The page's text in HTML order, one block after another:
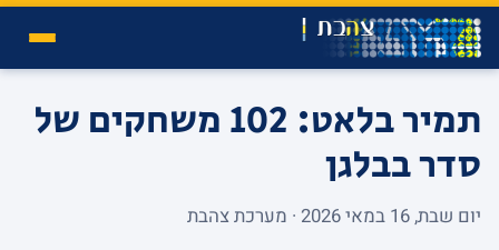
תמיר בלאט: 102 משחקים של
סדר בבלגן
יום שבת, 16 במאי 2026 · מערכת צהבת